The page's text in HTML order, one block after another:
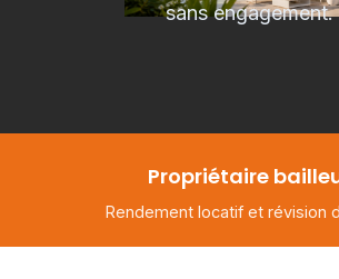
sans engagement.
Propriétaire
Rendement locatif et révision